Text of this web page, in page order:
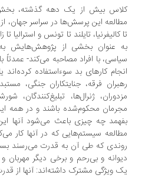
بیش از یک دهه گذشته، بخش
این پرسش‌ها در سراسر جهان، از بلاروس
کالیفرنیا، تایلند تا تونس و استرالیا تا
عنوان بخشی از پژوهش‌هایش به
با افراد مصاحبه می‌کند- عمدتاً با
کارهای بد سوءاستفاده کرده‌اند یا
فرقه، جنایتکاران جنگی، مستبدان،
ژنرال‌ها، تبلیغ‌کنندگان،
محکوم‌شده باشند و در همه این
چه چیزی باعث می‌شود آنها این‌گونه
سیستم‌هایی که در آنها کار می‌کنند
که طی آن به قدرت می‌رسند بسیار
و بی‌رحم و برخی دیگر مهربان و دلسوز
وی‍ژگی مشترک داشته‌اند: آنها از قدرت